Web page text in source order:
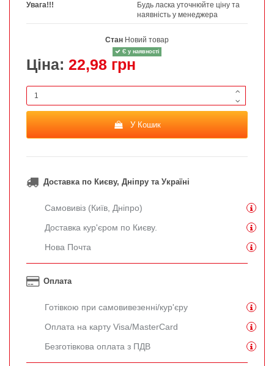
Увага!!!
Будь ласка уточнюйте ціну та
наявність у менеджера
Стан Новий товар
Є у наявності
Ціна: 22,98 грн
У Кошик
Доставка по Києву, Дніпру та Україні
Самовивіз (Київ, Дніпро)
Доставка кур'єром по Києву.
Нова Почта
Оплата
Готівкою при самовивезенні/кур'єру
Оплата на карту Visa/MasterCard
Безготівкова оплата з ПДВ